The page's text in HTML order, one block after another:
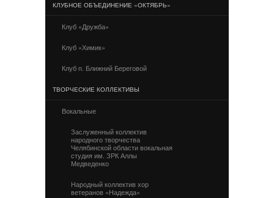
КЛУБНОЕ ОБЪЕДИНЕНИЕ «ОКТЯБРЬ»
Клуб «Дружба»
Клуб «Химик»
Клуб п. Ближний Береговой
ТВОРЧЕСКИЕ КОЛЛЕКТИВЫ
Вокальные
Заслуженный коллектив
народного творчества
Челябинской области вокальная
студия им. ЗРК Аллы
Медведенко
Народный коллектив хор
ветеранов «Надежда»